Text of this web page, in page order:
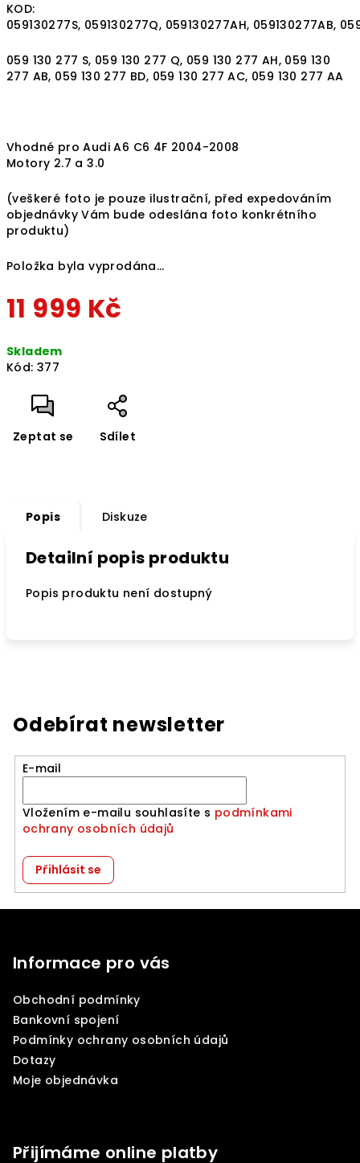
KOD:
059130277S, 059130277Q, 059130277AH, 059130277AB,
059 130 277 S, 059 130 277 Q, 059 130 277 AH, 059 130
277 AB, 059 130 277 BD, 059 130 277 AC, 059 130 277 AA
Vhodné pro Audi A6 C6 4F 2004-2008
Motory 2.7 a 3.0
(veškeré foto je pouze ilustrační, před expedováním
objednávky Vám bude odeslána foto konkrétního
produktu)
Položka byla vyprodána…
11 999 Kč
cena:
Skladem
Kód: 377
Zeptat se Sdílet
Popis Diskuze
Detailní popis produktu
Popis produktu není dostupný
Odebírat newsletter
E-mail
Vložením e-mailu souhlasíte s podmínkami
ochrany osobních údajů
Přihlásit se
Informace pro vás
Obchodní podmínky
Bankovní spojení
Podmínky ochrany osobních údajů
Dotazy
Moje objednávka
Přijímáme online platby